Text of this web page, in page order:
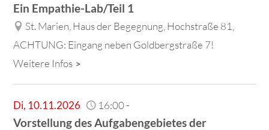
Ein Empathie-Lab/Teil 1
St. Marien, Haus der Begegnung, Hochstraße 81,
ACHTUNG: Eingang neben Goldbergstraße 7!
Weitere Infos
Di, 10.11.2026 16:00-
Vorstellung des Aufgabengebietes der